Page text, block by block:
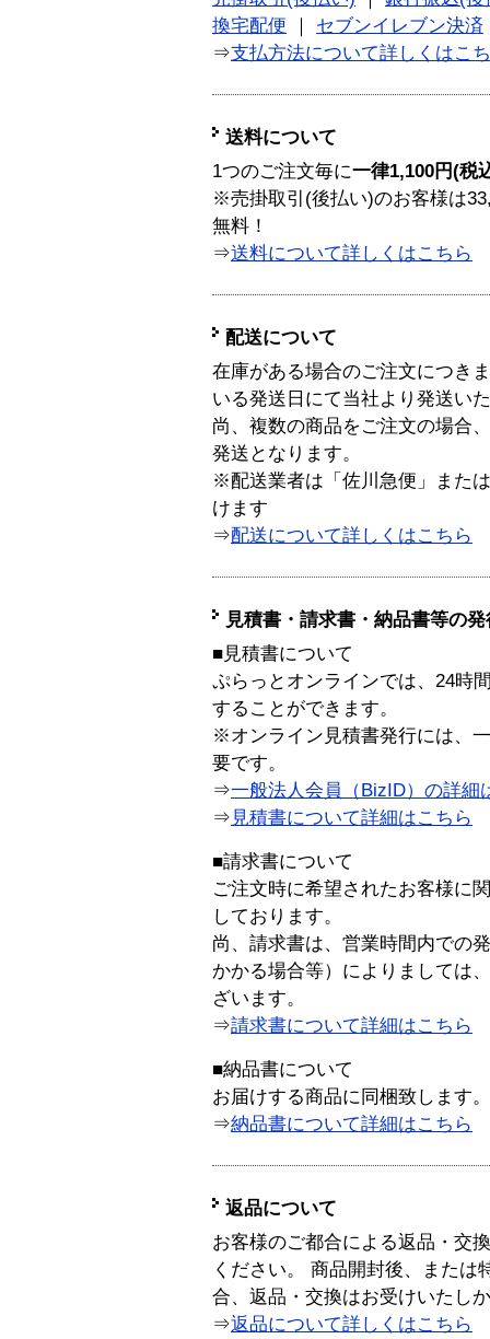
換宅配便
セブンイレブン決済
⇒支払方法について詳しくはこ
送料について
1つのご注文毎に一律1,100円(税
※売掛取引(後払い)のお客様は
無料！
⇒送料について詳しくはこちら
配送について
在庫がある場合のご注文につき
いる発送日にて当社より発送い
尚、複数の商品をご注文の場合
発送となります。
※配送業者は「佐川急便」また
けます
⇒配送について詳しくはこちら
見積書・請求書・納品書等の
■見積書について
ぷらっとオンラインでは、24時
することができます。
※オンライン見積書発行には、
要です。
⇒一般法人会員（BizID）の詳細
⇒ 見積書について詳細はこちら
■請求書について
ご注文時に希望されたお客様に
しております。
尚、請求書は、営業時間内での
かかる場合等）によりましては
ざいます。
⇒請求書について詳細はこちら
■納品書について
お届けする商品に同梱致します。
⇒納品書について詳細はこちら
返品について
お客様のご都合による返品・交
ください。 商品開封後、または
合、返品・交換はお受けいたし
⇒返品について詳しくはこちら